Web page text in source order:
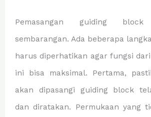
Pemasangan guiding
sembarangan. Ada beberapa
harus diperhatikan agar fungsi
ini bisa maksimal. Pertama,
akan dipasangi guiding block
dan diratakan. Permukaan yang